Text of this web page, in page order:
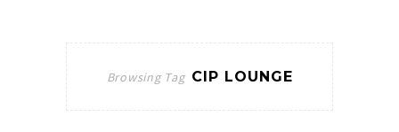
Browsing Tag CIP LOUNGE